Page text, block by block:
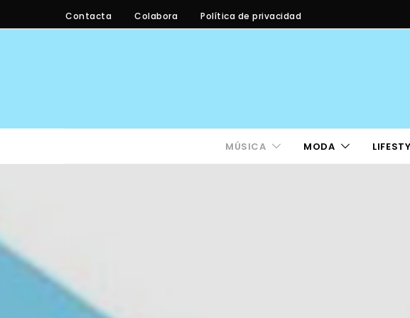
Contacta Colabora Política de privacidad
MÚSICA MODA